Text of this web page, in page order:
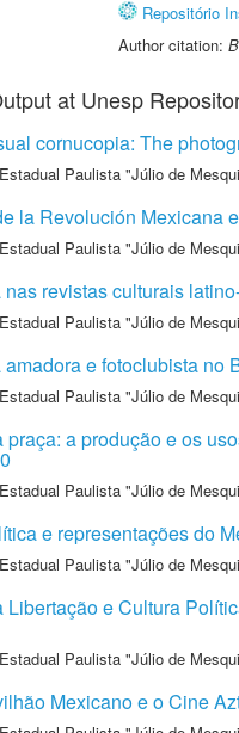
Repositório
Author citation:
at Unesp
cornucopia: The
Paulista "Júlio de
la Revolución Mexicana
Paulista "Júlio de
revistas culturais
Paulista "Júlio de
e fotoclubista no
Paulista "Júlio de
praça: a produção e os
Paulista "Júlio de
e representações do
Paulista "Júlio de
Libertação e Cultura
Paulista "Júlio de
Mexicano e o Cine